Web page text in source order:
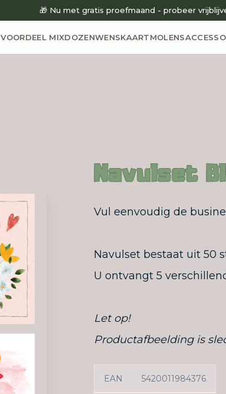
🎁 Nu met gratis proefmaand - probeer
VOORDEEL MIXDOZENWENSKAARTMOLENS
Navulset
Vul eenvoudig de
Navulset bestaat uit 50
U ontvangt 5
Let op!
Productafbeelding is
EAN 5420011984376